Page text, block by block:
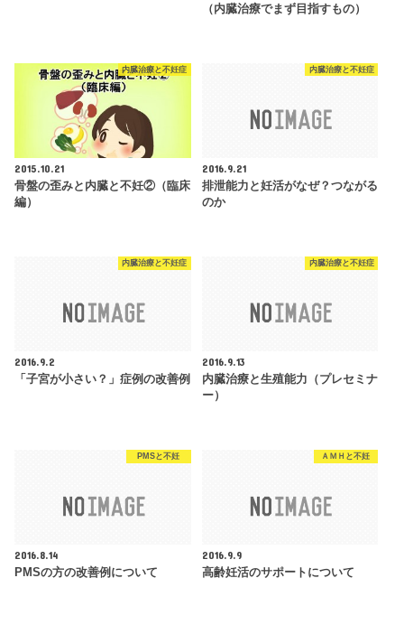
（内臓治療でまず目指すもの）
内臓治療と不妊症
2015.10.21
骨盤の歪みと内臓と不妊②（臨床
編）
内臓治療と不妊症
2016.9.21
排泄能力と妊活がなぜ？つながる
のか
内臓治療と不妊症
2016.9.2
「子宮が小さい？」症例の改善例
内臓治療と不妊症
2016.9.13
内臓治療と生殖能力（プレセミナ
ー）
PMSと不妊
2016.8.14
PMSの方の改善例について
ＡＭＨと不妊
2016.9.9
高齢妊活のサポートについて